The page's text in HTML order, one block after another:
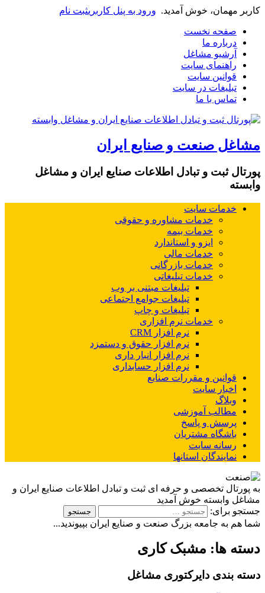
کاربر مهمان، خوش آمدید. ورود به پنل کاربریثبت نام
صفحه نخست
درباره ما
آرشیو مشاغل
راهنمای سایت
قوانین سایت
تبلیغات در سایت
تماس با ما
مشاغل صنعت و صنایع ایران
پورتال ثبت و تبادل اطلاعات صنایع ایران و مشاغل
وابسته
خدمات سایت
خدمات مشاوره و حقوقی
خدمات بیمه
ایزو و استاندارد
خدمات مالی
خدمات بازرگانی
خدمات تبلیغاتی
تبلیغات مبتنی بر وب
تبلیغات جوامع اجتماعی
تبلیغات و چاپ
خدمات نرم افزاری
نرم افزار CRM
نرم افزار حقوق و دستمزد
نرم افزار انبار داری
نرم افزار حسابداری
قوانین و مقررات صنایع
اخبار سایت
وبلاگ
مطالب آموزشی
پرسش و پاسخ
باشگاه مشتریان
رسانه سایت
نمایندگان استانها
به پورتال تخصصی و حرفه ای ثبت و تبادل اطلاعات صنایع ایران و
مشاغل وابسته خوش آمدید
جستجو برای:
شما هم به جامعه بزرگ صنعت و صنایع ایران بپیوندید...
دسته ها: مشبک کاری
دسته بندی دایرکتوری مشاغل